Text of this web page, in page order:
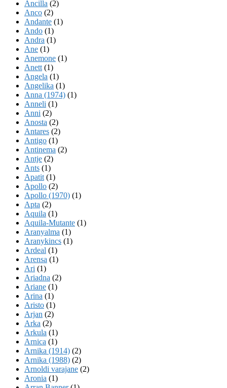
Ancilla (2)
Anco (2)
Andante (1)
Ando (1)
Andra (1)
Ane (1)
Anemone (1)
Anett (1)
Angela (1)
Angelika (1)
Anna (1974) (1)
Anneli (1)
Anni (2)
Anosta (2)
Antares (2)
Antigo (1)
Antinema (2)
Antje (2)
Ants (1)
Apatit (1)
Apollo (2)
Apollo (1970) (1)
Apta (2)
Aquila (1)
Aquila-Mutante (1)
Aranyalma (1)
Aranykincs (1)
Ardeal (1)
Arensa (1)
Ari (1)
Ariadna (2)
Ariane (1)
Arina (1)
Aristo (1)
Arjan (2)
Arka (2)
Arkula (1)
Arnica (1)
Arnika (1914) (2)
Arnika (1988) (2)
Arnoldi varajane (2)
Aronia (1)